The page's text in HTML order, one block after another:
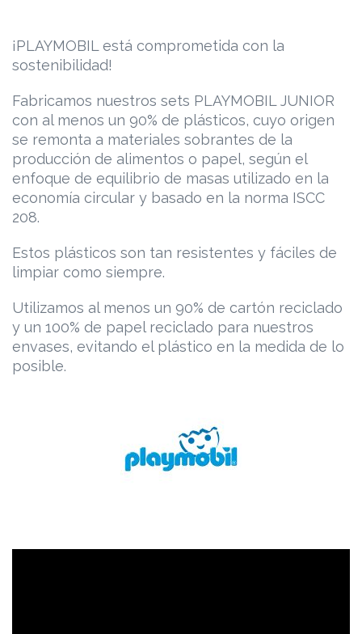
¡PLAYMOBIL está comprometida con la
sostenibilidad!
Fabricamos nuestros sets PLAYMOBIL JUNIOR
con al menos un 90% de plásticos, cuyo origen
se remonta a materiales sobrantes de la
producción de alimentos o papel, según el
enfoque de equilibrio de masas utilizado en la
economía circular y basado en la norma ISCC
208.
Estos plásticos son tan resistentes y fáciles de
limpiar como siempre.
Utilizamos al menos un 90% de cartón reciclado
y un 100% de papel reciclado para nuestros
envases, evitando el plástico en la medida de lo
posible.